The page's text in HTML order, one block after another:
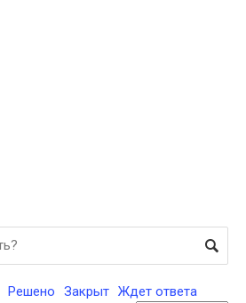
Решено Закрыт Ждет ответа